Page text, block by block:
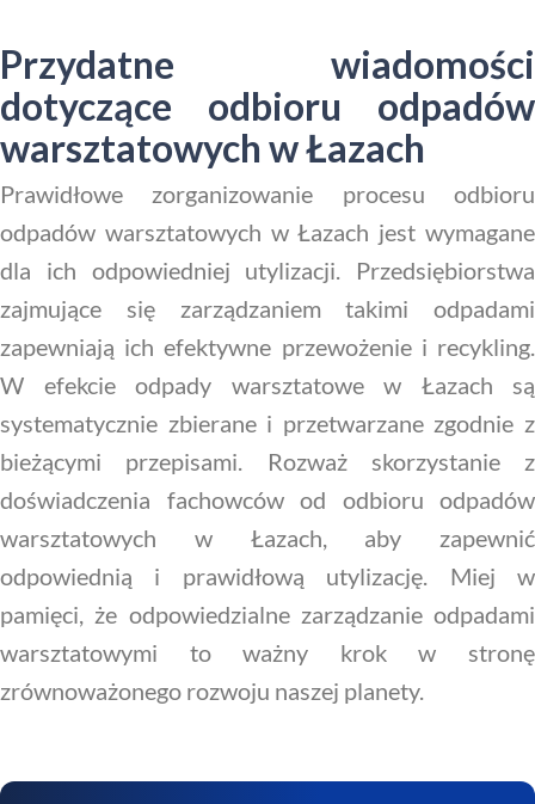
Przydatne wiadomości
dotyczące odbioru odpadów
warsztatowych w Łazach
Prawidłowe zorganizowanie procesu odbioru
odpadów warsztatowych w Łazach jest wymagane
dla ich odpowiedniej utylizacji. Przedsiębiorstwa
zajmujące się zarządzaniem takimi odpadami
zapewniają ich efektywne przewożenie i recykling.
W efekcie odpady warsztatowe w Łazach są
systematycznie zbierane i przetwarzane zgodnie z
bieżącymi przepisami. Rozważ skorzystanie z
doświadczenia fachowców od odbioru odpadów
warsztatowych w Łazach, aby zapewnić
odpowiednią i prawidłową utylizację. Miej w
pamięci, że odpowiedzialne zarządzanie odpadami
warsztatowymi to ważny krok w stronę
zrównoważonego rozwoju naszej planety.